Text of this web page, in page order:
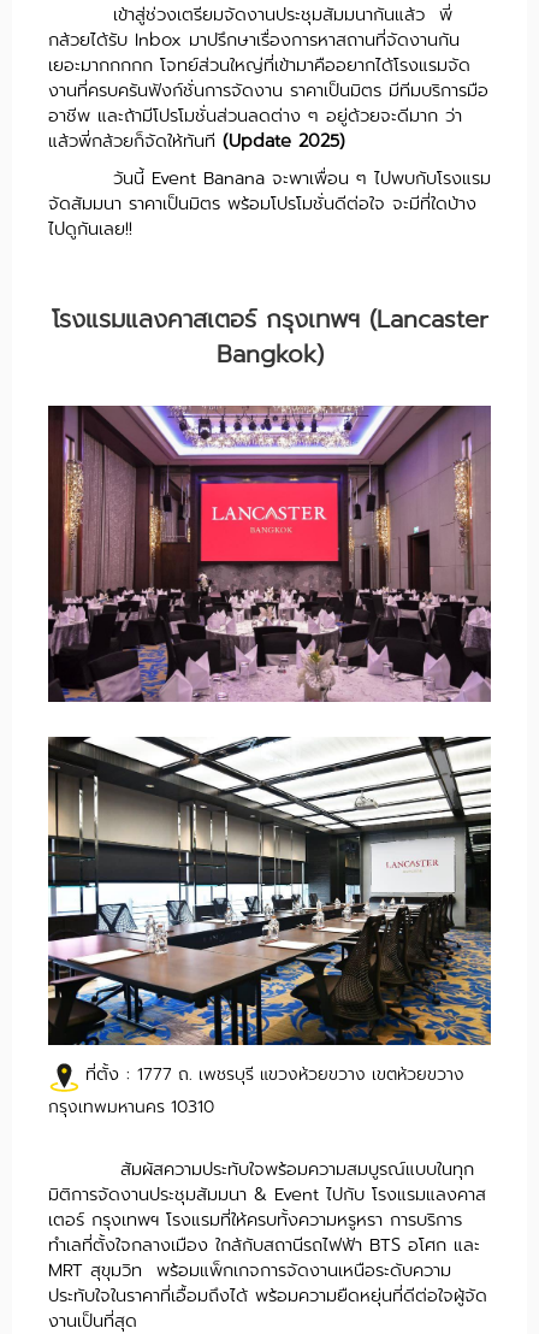
เข้าสู่ช่วงเตรียมจัดงานประชุมสัมมนากันแล้ว พี่
กล้วยได้รับ Inbox มาปรึกษาเรื่องการหาสถานที่จัดงานกัน
เยอะมากกกกก โจทย์ส่วนใหญ่ที่เข้ามาคืออยากได้โรงแรมจัด
งานที่ครบครันฟังก์ชั่นการจัดงาน ราคาเป็นมิตร มีทีมบริการมือ
อาชีพ และถ้ามีโปรโมชั่นส่วนลดต่าง ๆ อยู่ด้วยจะดีมาก ว่า
แล้วพี่กล้วยก็จัดให้ทันที (Update 2025)
วันนี้ Event Banana จะพาเพื่อน ๆ ไปพบกับโรงแรม
จัดสัมมนา ราคาเป็นมิตร พร้อมโปรโมชั่นดีต่อใจ จะมีที่ใดบ้าง
ไปดูกันเลย!!
โรงแรมแลงคาสเตอร์ กรุงเทพฯ (Lancaster
Bangkok)
ที่ตั้ง : 1777 ถ. เพชรบุรี แขวงห้วยขวาง เขตห้วยขวาง
กรุงเทพมหานคร 10310
สัมผัสความประทับใจพร้อมความสมบูรณ์แบบในทุก
มิติการจัดงานประชุมสัมมนา & Event ไปกับ โรงแรมแลงคาส
เตอร์ กรุงเทพฯ โรงแรมที่ให้ครบทั้งความหรูหรา การบริการ
ทำเลที่ตั้งใจกลางเมือง ใกล้กับสถานีรถไฟฟ้า BTS อโศก และ
MRT สุขุมวิท พร้อมแพ็กเกจการจัดงานเหนือระดับความ
ประทับใจในราคาที่เอื้อมถึงได้ พร้อมความยืดหยุ่นที่ดีต่อใจผู้จัด
งานเป็นที่สุด